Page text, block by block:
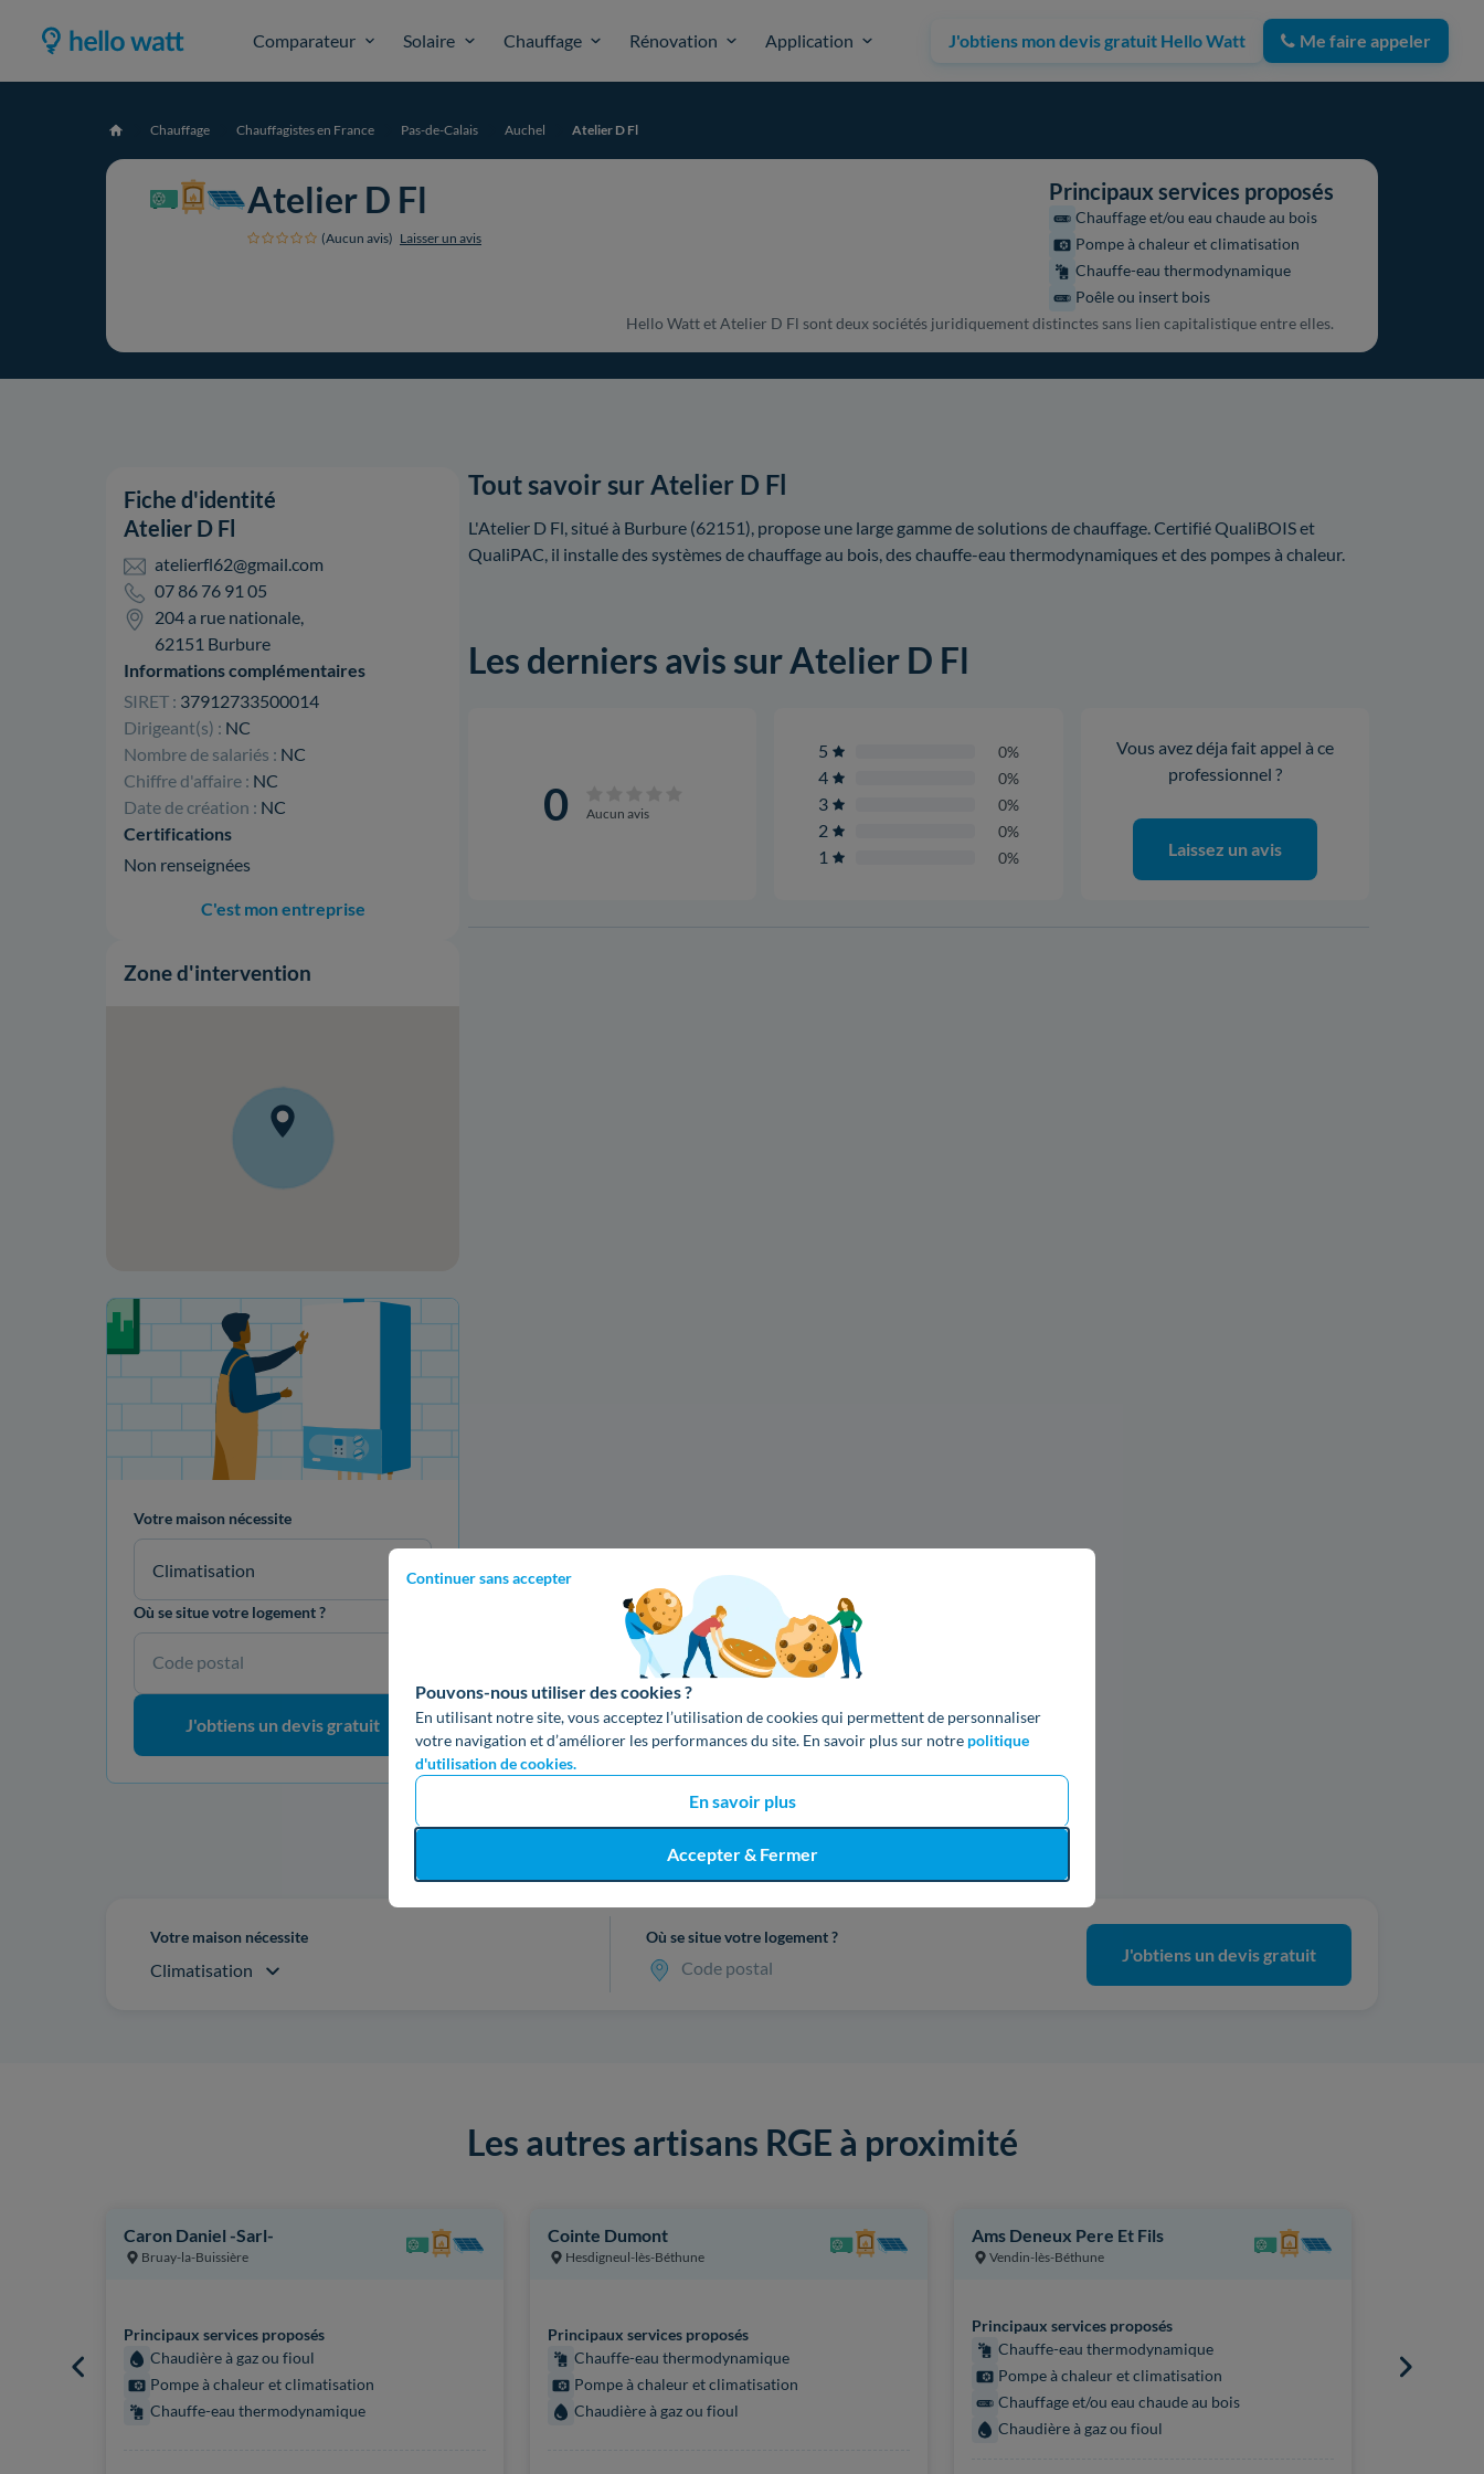
Comparateur Solaire Chauffage Rénovation Application J'obtiens mon devis gratuit Hello Watt Me faire appeler
Continuer sans accepter
Pouvons-nous utiliser des cookies ?
En utilisant notre site, vous acceptez l’utilisation de cookies qui permettent de personnaliser
votre navigation et d’améliorer les performances du site. En savoir plus sur notre politique
d'utilisation de cookies.
En savoir plus
Accepter & Fermer
Accueil Chauffage Chauffagistes en France Pas-de-Calais Auchel Atelier D Fl
Atelier D Fl
(Aucun avis) Laisser un avis
Principaux services proposés
Chauffage et/ou eau chaude au bois
Pompe à chaleur et climatisation
Chauffe-eau thermodynamique
Poêle ou insert bois
Hello Watt et Atelier D Fl sont deux sociétés juridiquement distinctes sans lien capitalistique entre elles.
Fiche d'identité
Atelier D Fl
atelierfl62@gmail.com
07 86 76 91 05
204 a rue nationale,
62151 Burbure
Informations complémentaires
SIRET : 37912733500014
Dirigeant(s) : NC
Nombre de salariés : NC
Chiffre d'affaire : NC
Date de création : NC
Certifications
Non renseignées
C'est mon entreprise
Zone d'intervention
Votre projet de rénovation
Votre maison nécessite
Climatisation
Où se situe votre logement ?
Code postal
J'obtiens un devis gratuit
Tout savoir sur Atelier D Fl
L'Atelier D Fl, situé à Burbure (62151), propose une large gamme de solutions de chauffage. Certifié QualiBOIS et
QualiPAC, il installe des systèmes de chauffage au bois, des chauffe-eau thermodynamiques et des pompes à chaleur.
Les derniers avis sur Atelier D Fl
0 Aucun avis
5 0%
4 0%
3 0%
2 0%
1 0%
Vous avez déja fait appel à ce
professionnel ?
Laissez un avis
Recevez votre devis gratuit en 3 clics
Votre maison nécessite
Climatisation
Où se situe votre logement ?
Code postal
J'obtiens un devis gratuit
Les autres artisans RGE à proximité
Caron Daniel -Sarl-
Bruay-la-Buissière
Principaux services proposés
Chaudière à gaz ou fioul
Pompe à chaleur et climatisation
Chauffe-eau thermodynamique
Cointe Dumont
Hesdigneul-lès-Béthune
Principaux services proposés
Chauffe-eau thermodynamique
Pompe à chaleur et climatisation
Chaudière à gaz ou fioul
Ams Deneux Pere Et Fils
Vendin-lès-Béthune
Principaux services proposés
Chauffe-eau thermodynamique
Pompe à chaleur et climatisation
Chauffage et/ou eau chaude au bois
Chaudière à gaz ou fioul